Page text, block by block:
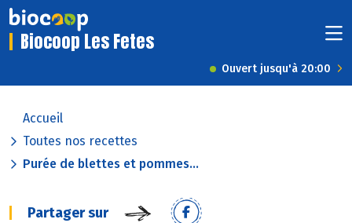
Biocoop Les Fetes
Ouvert jusqu'à 20:00
Accueil
Toutes nos recettes
Purée de blettes et pommes...
Partager sur